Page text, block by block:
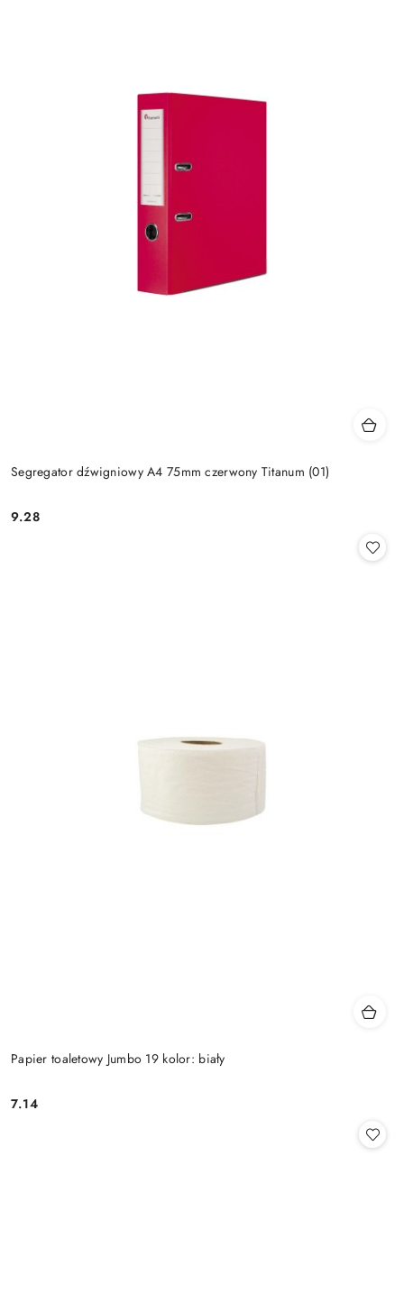
Segregator dźwigniowy A4 75mm czerwony Titanum (01)
Cena:
9.28
Papier toaletowy Jumbo 19 kolor: biały
Cena:
7.14